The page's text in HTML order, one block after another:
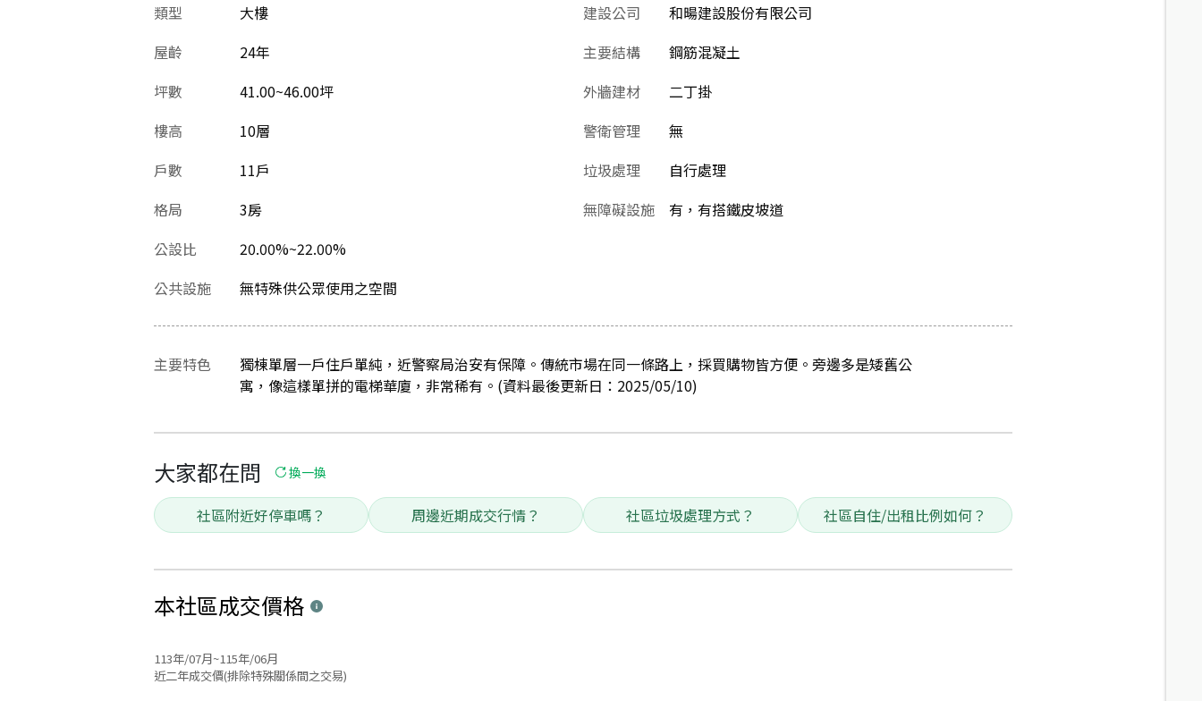
類型
大樓
屋齡
24年
坪數
41.00~46.00坪
樓高
10層
戶數
11戶
格局
3房
公設比
20.00%~22.00%
建設公司
和暘建設股份有限公司
主要結構
鋼筋混凝土
外牆建材
二丁掛
警衛管理
無
垃圾處理
自行處理
無障礙設施
有，有搭鐵皮坡道
公共設施 無特殊供公眾使用之空間
主要特色
獨棟單層一戶住戶單純，近警察局治安有保障。傳統市場在同一條路上，採買購物皆方便。旁邊多是矮舊公
寓，像這樣單拼的電梯華廈，非常稀有。(資料最後更新日：2025/05/10)
大家都在問 換一換
社區附近好停車嗎？ 周邊近期成交行情？ 社區垃圾處理方式？ 社區自住/出租比例如何？
本社區成交價格
113年/07月~115年/06月
近二年成交價(排除特殊關係間之交易)